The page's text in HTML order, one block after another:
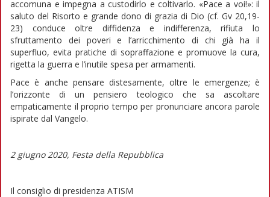
accomuna e impegna a custodirlo e coltivarlo. «Pace a voi!»: il
saluto del Risorto e grande dono di grazia di Dio (cf. Gv 20,19-
23) conduce oltre diffidenza e indifferenza, rifiuta lo
sfruttamento dei poveri e l’arricchimento di chi già ha il
superfluo, evita pratiche di sopraffazione e promuove la cura,
rigetta la guerra e l’inutile spesa per armamenti.
Pace è anche pensare distesamente, oltre le emergenze; è
l’orizzonte di un pensiero teologico che sa ascoltare
empaticamente il proprio tempo per pronunciare ancora parole
ispirate dal Vangelo.
2 giugno 2020, Festa della Repubblica
Il consiglio di presidenza ATISM